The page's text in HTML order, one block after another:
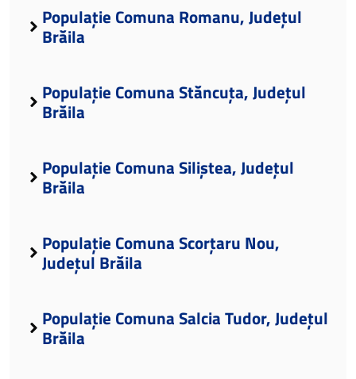
Populație Comuna Romanu, Județul
Brăila
Populație Comuna Stăncuța, Județul
Brăila
Populație Comuna Siliștea, Județul
Brăila
Populație Comuna Scorțaru Nou,
Județul Brăila
Populație Comuna Salcia Tudor, Județul
Brăila